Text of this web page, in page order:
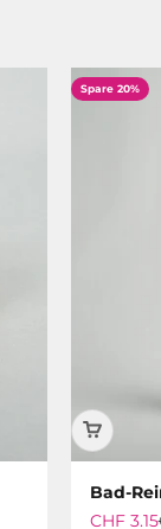
Spare 20%
Bad-
Angebot
CHF 3.15